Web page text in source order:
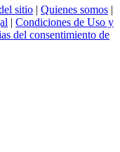
sitio | Quienes somos |
| Condiciones de Uso y
del consentimiento de